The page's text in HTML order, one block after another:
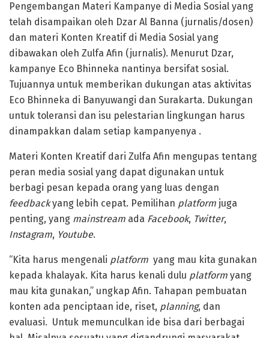
Pengembangan Materi Kampanye di Media Sosial yang
telah disampaikan oleh Dzar Al Banna (jurnalis/dosen)
dan materi Konten Kreatif di Media Sosial yang
dibawakan oleh Zulfa Afin (jurnalis). Menurut Dzar,
kampanye Eco Bhinneka nantinya bersifat sosial.
Tujuannya untuk memberikan dukungan atas aktivitas
Eco Bhinneka di Banyuwangi dan Surakarta. Dukungan
untuk toleransi dan isu pelestarian lingkungan harus
dinampakkan dalam setiap kampanyenya .
Materi Konten Kreatif dari Zulfa Afin mengupas tentang
peran media sosial yang dapat digunakan untuk
berbagi pesan kepada orang yang luas dengan
feedbackyang lebih cepat. Pemilihan platform juga
penting, yang mainstream ada Facebook, Twitter,
Instagram, Youtube.
“Kita harus mengenali platform yang mau kita gunakan
kepada khalayak. Kita harus kenali dulu platform yang
mau kita gunakan,” ungkap Afin. Tahapan pembuatan
konten ada penciptaan ide, riset, planning, dan
evaluasi. Untuk memunculkan ide bisa dari berbagai